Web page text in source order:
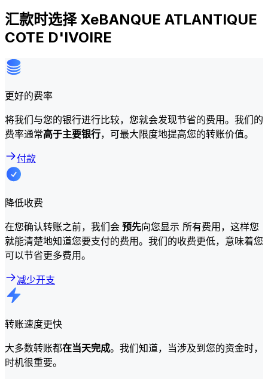
汇款时选择 XeBANQUE ATLANTIQUE
COTE D'IVOIRE
更好的费率
将我们与您的银行进行比较，您就会发现节省的费用。我们的
费率通常高于主要银行，可最大限度地提高您的转账价值。
付款
降低收费
在您确认转账之前，我们会 预先向您显示 所有费用，这样您
就能清楚地知道您要支付的费用。我们的收费更低，意味着您
可以节省更多费用。
减少开支
转账速度更快
大多数转账都在当天完成。我们知道，当涉及到您的资金时，
时机很重要。